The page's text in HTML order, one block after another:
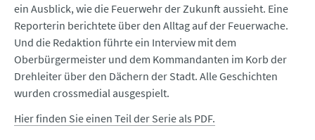
ein Ausblick, wie die Feuerwehr der Zukunft aussieht. Eine
Reporterin berichtete über den Alltag auf der Feuerwache.
Und die Redaktion führte ein Interview mit dem
Oberbürgermeister und dem Kommandanten im Korb der
Drehleiter über den Dächern der Stadt. Alle Geschichten
wurden crossmedial ausgespielt.
Hier finden Sie einen Teil der Serie als PDF.